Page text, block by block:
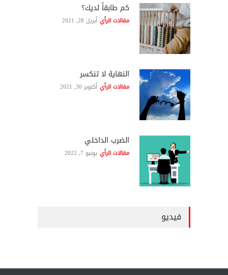
كم طابقاً لديك؟
مقالات الرأي أبريل 28, 2021
النهاية لا تنكسر
مقالات الرأي أكتوبر 30, 2021
الضرب الداخلي
مقالات الرأي يونيو 7, 2022
فيديو